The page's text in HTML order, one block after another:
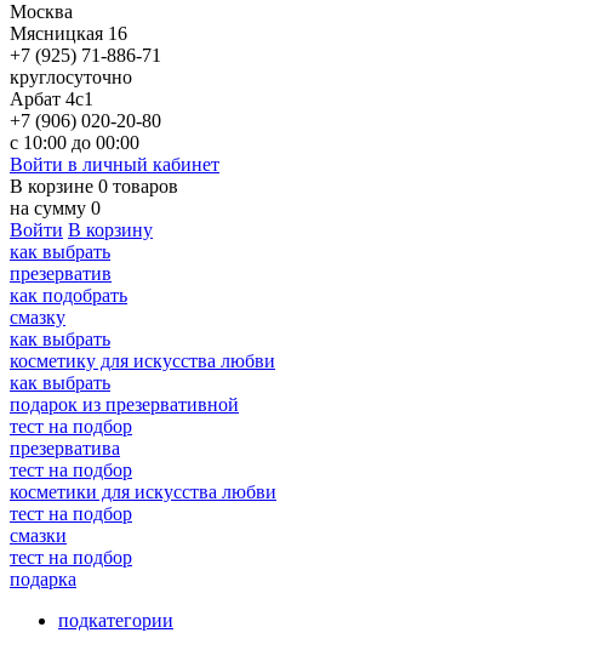
Москва
Мясницкая 16
+7 (925) 71-886-71
круглосуточно
Арбат 4с1
+7 (906) 020-20-80
с 10:00 до 00:00
Войти в личный кабинет
В корзине 0 товаров
на сумму 0
Войти В корзину
как выбрать
презерватив
как подобрать
смазку
как выбрать
косметику для искусства любви
как выбрать
подарок из презервативной
тест на подбор
презерватива
тест на подбор
косметики для искусства любви
тест на подбор
смазки
тест на подбор
подарка
подкатегории